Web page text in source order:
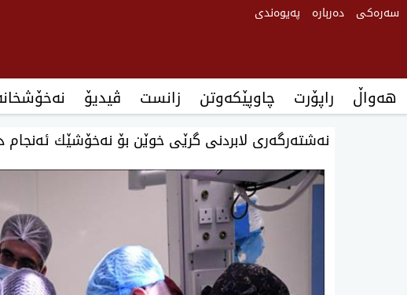
سەرەکی دەربارە پەیوەندی
هەواڵ راپۆرت چاوپێکەوتن زانست ڤیدیۆ
نەشتەرگەری لابردنی گرێی خوێن بۆ نەخۆشێك ئەنجام